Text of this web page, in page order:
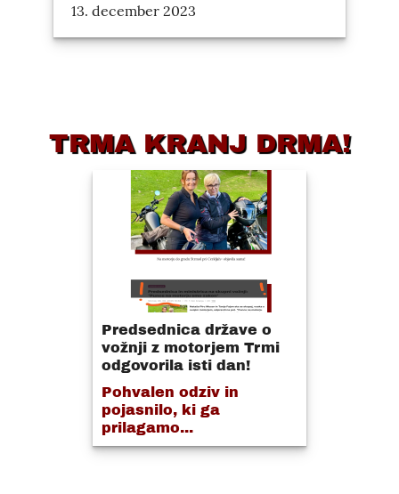
13. december 2023
TRMA KRANJ DRMA!
Predsednica države o
vožnji z motorjem Trmi
odgovorila isti dan!
Pohvalen odziv in
pojasnilo, ki ga
prilagamo...